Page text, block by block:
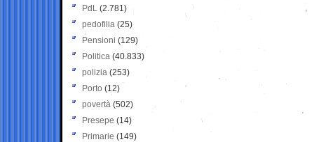
PdL (2.781)
pedofilia (25)
Pensioni (129)
Politica (40.833)
polizia (253)
Porto (12)
povertà (502)
Presepe (14)
Primarie (149)